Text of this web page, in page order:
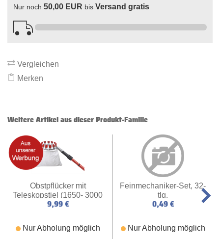
Nur noch 50,00 EUR bis Versand gratis
Vergleichen
Merken
Weitere Artikel aus dieser Produkt-Familie
Feinmechaniker-Set, 32-
tlg.
0,49 €
Nur Abholung möglich
Schlauch,
3/4", 20 m
38,99 €
Nur Abholung